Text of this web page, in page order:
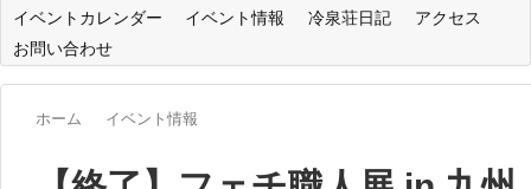
イベントカレンダー
イベント情報 冷泉荘日記
アクセス
お問い合わせ
ホーム イベント情報